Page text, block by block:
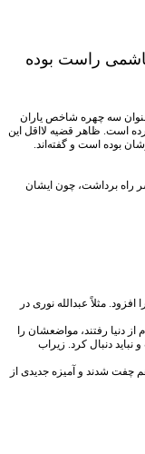
راست بوده
سه چهره شاخص یاران
است. ظاهر قضیه لااقل این
بوده است و گفته‌اند.
راه برداشت، چون ایشان
مثلاً عبدالله نوری در
که به محض اینکه امام از دنیا رفتند، مواضعشان را
دنبال کرد. زیراب
چفت شدند و آمیزه جدیدی از